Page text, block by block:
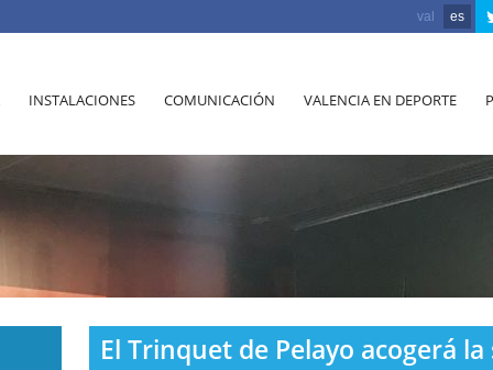
val es
INSTALACIONES COMUNICACIÓN VALENCIA EN DEPORTE
El Trinquet de Pelayo acogerá